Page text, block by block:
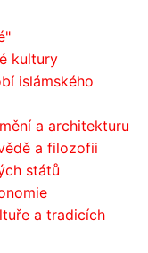
kultury
islámského
a architekturu
a filozofii
států
a tradicích